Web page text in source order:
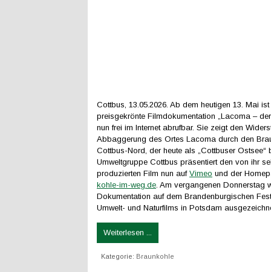
Cottbus, 13.05.2026. Ab dem heutigen 13. Mai
preisgekrönte Filmdokumentation „Lacoma –
nun frei im Internet abrufbar. Sie zeigt den
Abbaggerung des Ortes Lacoma durch den
Cottbus-Nord, der heute als „Cottbuser Ostsee“
Umweltgruppe Cottbus präsentiert den von ihr
produzierten Film nun auf Vimeo und der
kohle-im-weg.de. Am vergangenen Donnerstag
Dokumentation auf dem Brandenburgischen
Umwelt- und Naturfilms in Potsdam
Weiterlesen ...
Kategorie: Braunkohle